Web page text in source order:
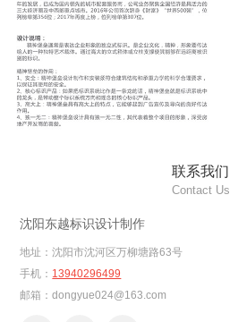
联系我们
Contact Us
沈阳东越标识设计制作
地址：沈阳市沈河区万柳塘路63号
手机： 13940296499
邮箱：dongyue024@163.com